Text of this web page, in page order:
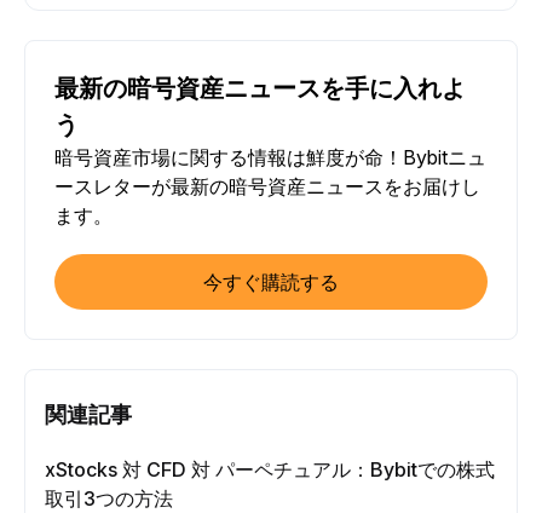
最新の暗号資産ニュースを手に入れよ
う
暗号資産市場に関する情報は鮮度が命！Bybitニュ
ースレターが最新の暗号資産ニュースをお届けし
ます。
今すぐ購読する
関連記事
xStocks 対 CFD 対 パーペチュアル：Bybitでの株式
取引3つの方法